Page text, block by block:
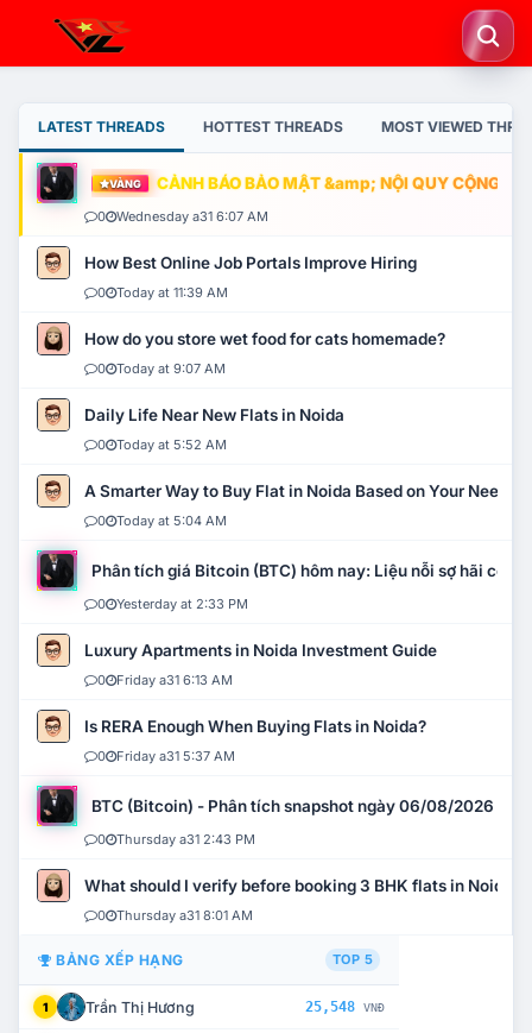
LATEST THREADS HOTTEST THREADS MOST VIEWED
VÀNG CẢNH BÁO BẢO MẬT &amp; NỘI QUY CỘNG
0 Wednesday a31 6:07 AM
How Best Online Job Portals Improve Hiring
0 Today at 11:39 AM
How do you store wet food for cats homemade?
0 Today at 9:07 AM
Daily Life Near New Flats in Noida
0 Today at 5:52 AM
A Smarter Way to Buy Flat in Noida Based on Your Needs
0 Today at 5:04 AM
Phân tích giá Bitcoin (BTC) hôm nay: Liệu nỗi sợ hãi có
0 Yesterday at 2:33 PM
Luxury Apartments in Noida Investment Guide
0 Friday a31 6:13 AM
Is RERA Enough When Buying Flats in Noida?
0 Friday a31 5:37 AM
BTC (Bitcoin) - Phân tích snapshot ngày 06/08/2026
0 Thursday a31 2:43 PM
What should I verify before booking 3 BHK flats in Noida?
0 Thursday a31 8:01 AM
BẢNG XẾP HẠNG TOP 5
1 Trần Thị Hương 25,548 VNĐ